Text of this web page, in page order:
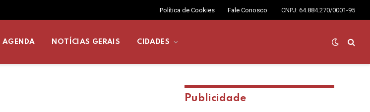
Política de Cookies Fale Conosco CNPJ: 64.884.270/0001-95
AGENDA NOTÍCIAS GERAIS CIDADES
Publicidade